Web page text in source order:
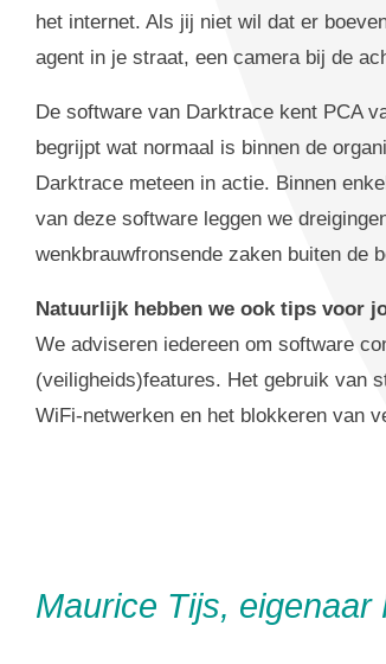
het internet. Als jij niet wil dat er
agent in je straat, een camera bij de
De software van Darktrace kent PCA
begrijpt wat normaal is binnen de
Darktrace meteen in actie. Binnen
van deze software leggen we
wenkbrauwfronsende zaken buiten de
Natuurlijk hebben we ook tips voor
We adviseren iedereen om software
(veiligheids)features. Het gebruik van
WiFi-netwerken en het blokkeren van
Maurice Tijs, eigenaar